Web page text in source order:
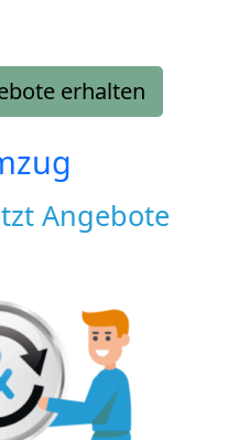
erhalten
Angebote